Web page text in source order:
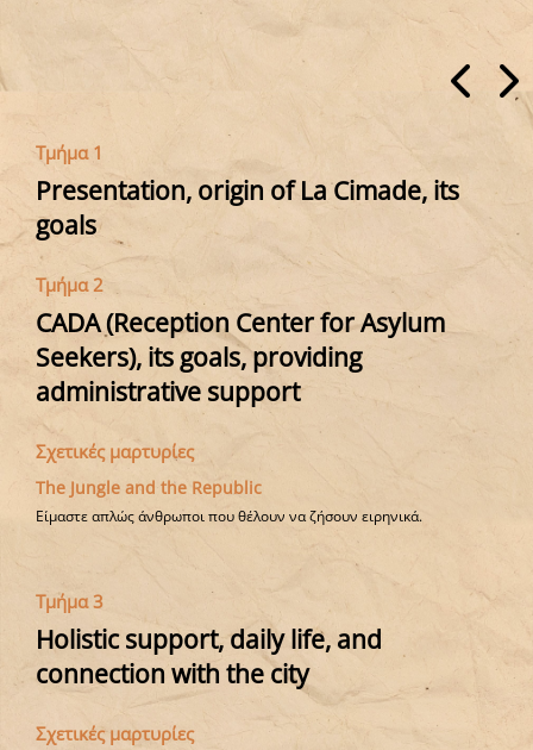
administrative asylum process? This center offers
holistic support, embracing daily life, family, and
the ordinary, in order to counter lives suspended
in waiting—especially for children. An openness
to the neighborhood, the city, and the schools
turns it into a space of socialization for everyone.
The activist dimension works to advance rights
and fight against national detention policies and
international segregation practices—**while
always remaining rooted in real-life settings and
concrete practices**.
Τμήμα 1
Presentation, origin of La Cimade, its
goals
Τμήμα 2
CADA (Reception Center for Asylum
Seekers), its goals, providing
administrative support
Σχετικές μαρτυρίες
The Jungle and the Republic
Είμαστε απλώς άνθρωποι που θέλουν να ζήσουν ειρηνικά.
Τμήμα 3
Holistic support, daily life, and
connection with the city
Σχετικές μαρτυρίες